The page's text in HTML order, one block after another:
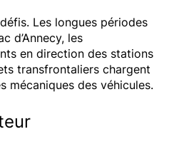
Les longues périodes
d’Annecy, les
en direction des stations
transfrontaliers chargent
mécaniques des véhicules.